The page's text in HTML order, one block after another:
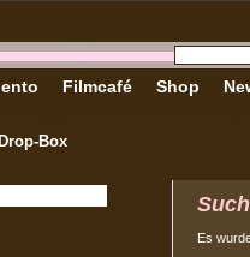
Box
Filmcafé Shop
Es